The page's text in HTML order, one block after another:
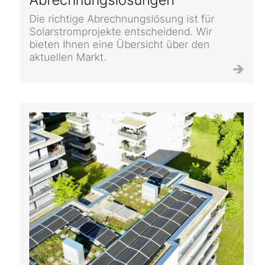
Die richtige Abrechnungslösung ist für
Solarstromprojekte entscheidend. Wir
bieten Ihnen eine Übersicht über den
aktuellen Markt.